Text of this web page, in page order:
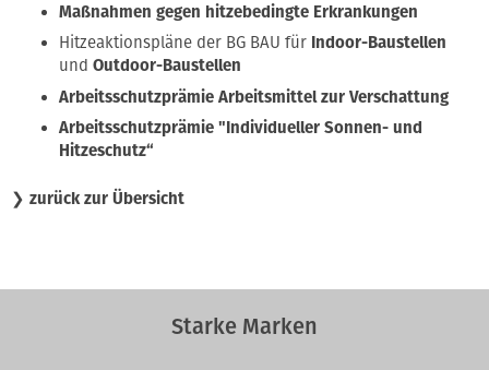
Maßnahmen gegen hitzebedingte Erkrankungen
Hitzeaktionspläne der BG BAU für Indoor-Baustellen
und Outdoor-Baustellen
Arbeitsschutzprämie Arbeitsmittel zur Verschattung
Arbeitsschutzprämie "Individueller Sonnen- und
Hitzeschutz“
❯ zurück zur Übersicht
Starke Marken